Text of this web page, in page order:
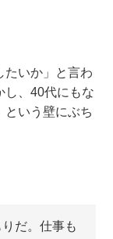
たいか」と言わ
し、40代にもな
という壁にぶち
だ。仕事も